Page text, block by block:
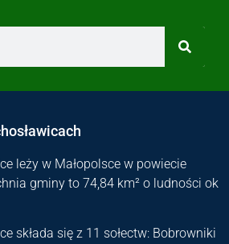
leży w Małopolsce w powiecie
gminy to 74,84 km² o ludności ok
składa się z 11 sołectw: Bobrowniki